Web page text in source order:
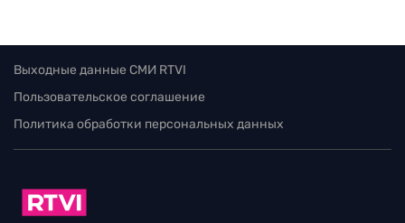
Выходные данные СМИ RTVI
Пользовательское соглашение
Политика обработки персональных данных